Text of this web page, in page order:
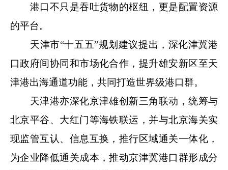
港口不只是吞吐货物的枢纽，更是配置资源
的平台。
天津市“十五五”规划建议提出，深化津冀港
口政府间协同和市场化合作，提升雄安新区至天
津港出海通道功能，共同打造世界级港口群。
天津港亦深化京津雄创新三角联动，统筹与
北京平谷、大红门等海铁联运，并与北京海关实
现监管互认、信息互换，推行区域通关一体化，
为企业降低通关成本，推动京津冀港口群形成分